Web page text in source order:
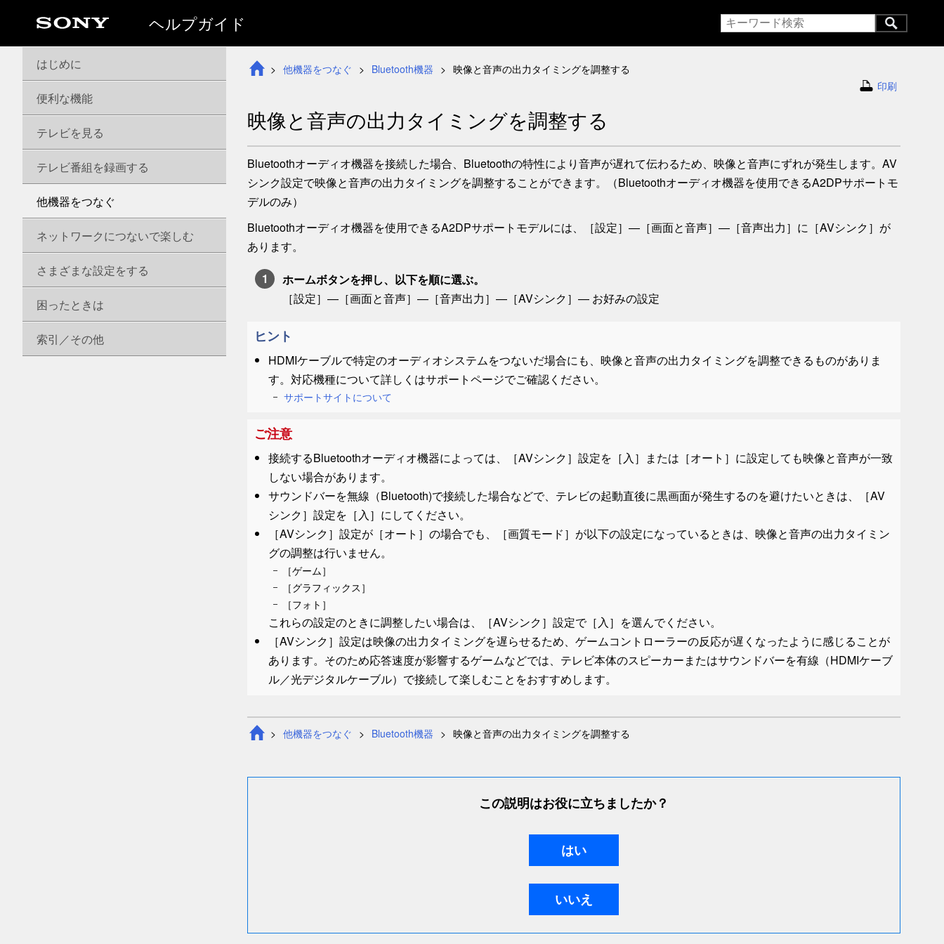
ヘルプガイド
他機器をつなぐ Bluetooth機器
映像と音声の出力タイミングを調整する
印刷
映像と音声の出力タイミングを調整する
Bluetoothオーディオ機器を接続した場合、Bluetoothの特性により音声が遅れて伝わるため、映像と音声にずれが発生します。 AV
シンク設定で映像と音声の出力タイミングを調整することができます。（Bluetoothオーディオ機器を使用できるA2DPサポートモ
デルのみ）
Bluetoothオーディオ機器を使用できるA2DPサポートモデルには、［設定］— ［画面と音声］—［音声出力］ に［AVシンク］が
あります。
ホームボタンを押し、以下を順に選ぶ。
［設定］— ［画面と音声］—［音声出力］ —［AVシンク］— お好みの設定
ヒント
HDMIケーブルで特定のオーディオシステムをつないだ場合にも、映像と音声の出力タイミングを調整できるものがありま
す。対応機種について詳しくはサポートページでご確認ください。
サポートサイトについて
ご注意
接続するBluetoothオーディオ機器によっては、［AVシンク］設定を［入］または［オート ］に設定しても映像と音声が一致
しない場合があります。
サウンドバーを無線（Bluetooth)で接続した場合などで、テレビの起動直後に黒画面が発生するのを避けたいときは、［AV
シンク］設定を［入］にしてください。
［AVシンク］設定が［オート ］の場合でも、［画質モード］が以下の設定になっているときは、映像と音声の出力タイミン
グの調整は行いません。
［ゲーム］
［グラフィックス ］
［フォト ］
これらの設定のときに調整したい場合は、［AVシンク］設定で［入］を選んでください。
［AVシンク］設定は映像の出力タイミングを遅らせるため、ゲームコントローラーの反応が遅くなったように感じることが
あります。そのため応答速度が影響するゲームなどでは、テレビ本体のスピーカーまたはサウンドバーを有線（HDMIケーブ
ル／光デジタルケーブル）で接続して楽しむことをおすすめします。
他機器をつなぐ Bluetooth機器 映像と音声の出力タイミングを調整する
この説明はお役に立ちましたか？
はじめに
便利な機能
テレビを見る
テレビ番組を録画する
他機器をつなぐ
ネットワークにつないで楽しむ
さまざまな設定をする
困ったときは
索引／その他